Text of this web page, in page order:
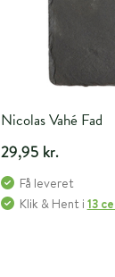
Nicolas Vahé Fad
29,95 kr.
Få leveret
Klik & Hent i 13